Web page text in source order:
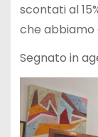
scontati al
che abbiamo
Segnato in